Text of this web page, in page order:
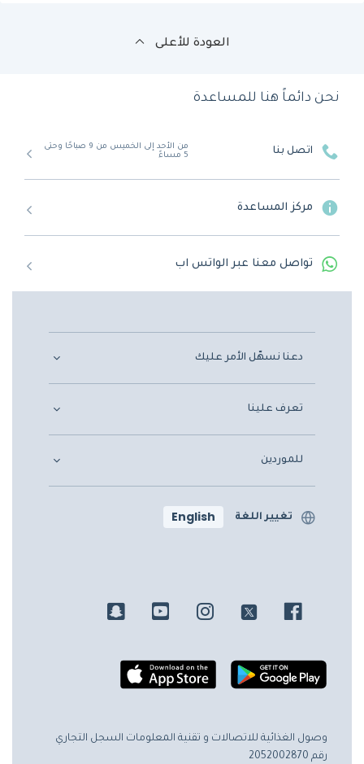
العودة للأعلى
نحن دائماً هنا للمساعدة
اتصل بنا
من الأحد إلى الخميس من 9 صباحًا وحتى
5 مساءً
مركز المساعدة
تواصل معنا عبر الواتس اب
دعنا نسهّل الأمر عليك
تعرف علينا
للموردين
تغيير اللغة English
وصول الغذائية للاتصالات و تقنية المعلومات السجل التجاري
رقم 2052002870